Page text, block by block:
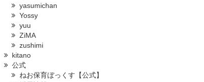
yasumichan
Yossy
yuu
ZiMA
zushimi
kitano
公式
ねお保育ぼっくす【公式】